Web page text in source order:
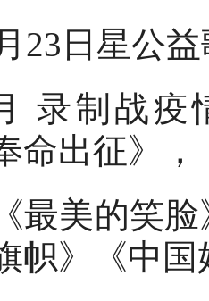
23日星公
录制战
命出征》
最美的笑
帜》《中